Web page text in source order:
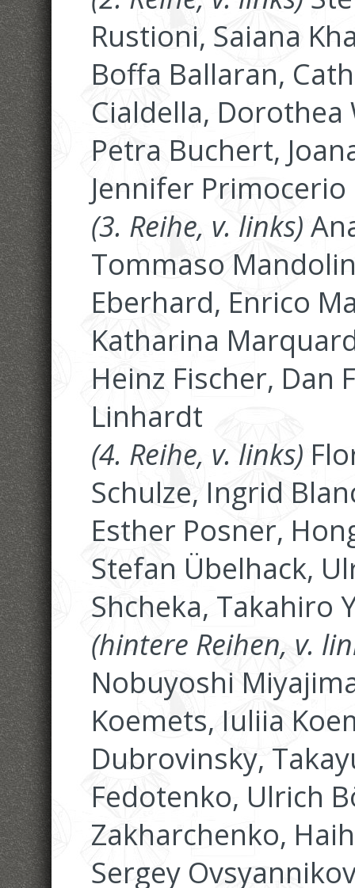
Rustioni, Saiana
Boffa Ballaran,
Cialdella, Dorothea
Petra Buchert,
Jennifer Primocerio
(3. Reihe, v. links)
Tommaso
Eberhard, Enrico
Katharina
Heinz Fischer, Dan
Linhardt
(4. Reihe, v. links)
Schulze, Ingrid
Esther Posner,
Stefan Übelhack,
Shcheka, Takahiro
(hintere Reihen, v.
Nobuyoshi
Koemets, Iuliia
Dubrovinsky,
Fedotenko, Ulrich
Zakharchenko,
Sergey